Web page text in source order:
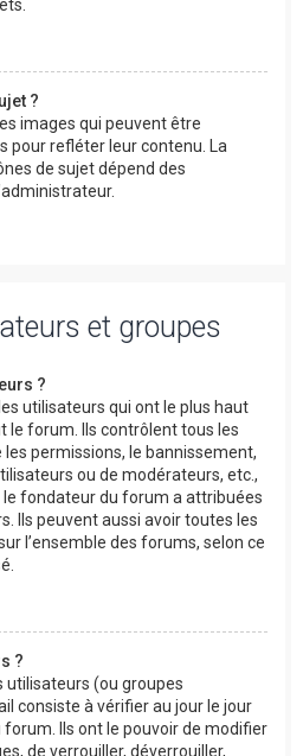
?
images qui peuvent être
pour refléter leur contenu. La
de sujet dépend des
et groupes
?
utilisateurs qui ont le plus haut
le forum. Ils contrôlent tous les
permissions, le bannissement,
ou de modérateurs, etc.,
le fondateur du forum a attribuées
Ils peuvent aussi avoir toutes les
l’ensemble des forums, selon ce
?
utilisateurs (ou groupes
consiste à vérifier au jour le jour
Ils ont le pouvoir de modifier
de verrouiller, déverrouiller,